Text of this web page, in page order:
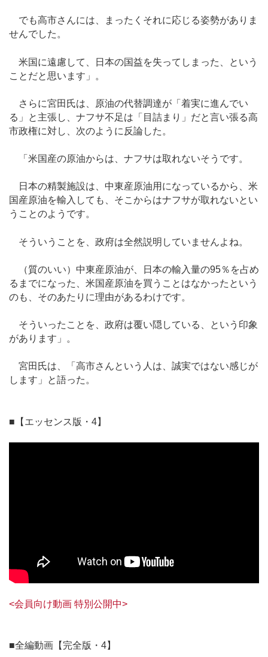
でも高市さんには、まったくそれに応じる姿勢がありま
せんでした。
米国に遠慮して、日本の国益を失ってしまった、という
ことだと思います」。
さらに宮田氏は、原油の代替調達が「着実に進んでい
る」と主張し、ナフサ不足は「目詰まり」だと言い張る高
市政権に対し、次のように反論した。
「米国産の原油からは、ナフサは取れないそうです。
日本の精製施設は、中東産原油用になっているから、米
国産原油を輸入しても、そこからはナフサが取れないとい
うことのようです。
そういうことを、政府は全然説明していませんよね。
（質のいい）中東産原油が、日本の輸入量の95％を占め
るまでになった、米国産原油を買うことはなかったという
のも、そのあたりに理由があるわけです。
そういったことを、政府は覆い隠している、という印象
があります」。
宮田氏は、「高市さんという人は、誠実ではない感じが
します」と語った。
■【エッセンス版・4】
<会員向け動画 特別公開中>
■全編動画【完全版・4】